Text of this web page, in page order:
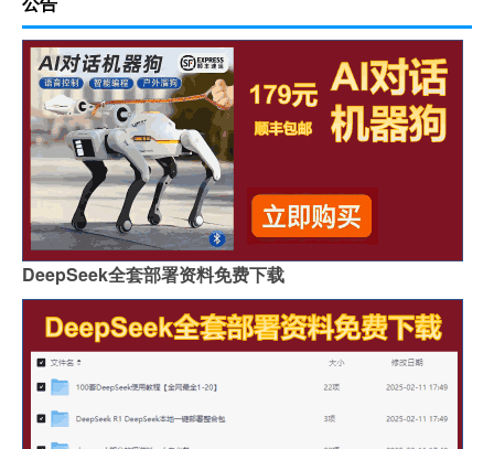
DeepSeek全套部署资料免费下载